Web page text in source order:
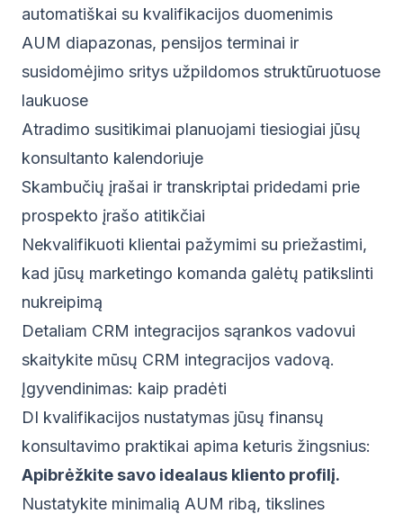
automatiškai su kvalifikacijos duomenimis
AUM diapazonas, pensijos terminai ir
susidomėjimo sritys užpildomos struktūruotuose
laukuose
Atradimo susitikimai planuojami tiesiogiai jūsų
konsultanto kalendoriuje
Skambučių įrašai ir transkriptai pridedami prie
prospekto įrašo atitikčiai
Nekvalifikuoti klientai pažymimi su priežastimi,
kad jūsų marketingo komanda galėtų patikslinti
nukreipimą
Detaliam CRM integracijos sąrankos vadovui
skaitykite mūsų CRM integracijos vadovą.
Įgyvendinimas: kaip pradėti
DI kvalifikacijos nustatymas jūsų finansų
konsultavimo praktikai apima keturis žingsnius:
Apibrėžkite savo idealaus kliento profilį.
Nustatykite minimalią AUM ribą, tikslines